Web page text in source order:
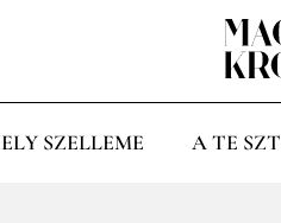
SZELLEME A TE